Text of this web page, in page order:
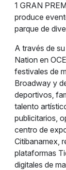
1 GRAN
produce
parque de
A través de
Nation en
festivales de
Broadway y
deportivos,
talento
publicitarios,
centro de
Citibanamex,
plataformas
digitales de